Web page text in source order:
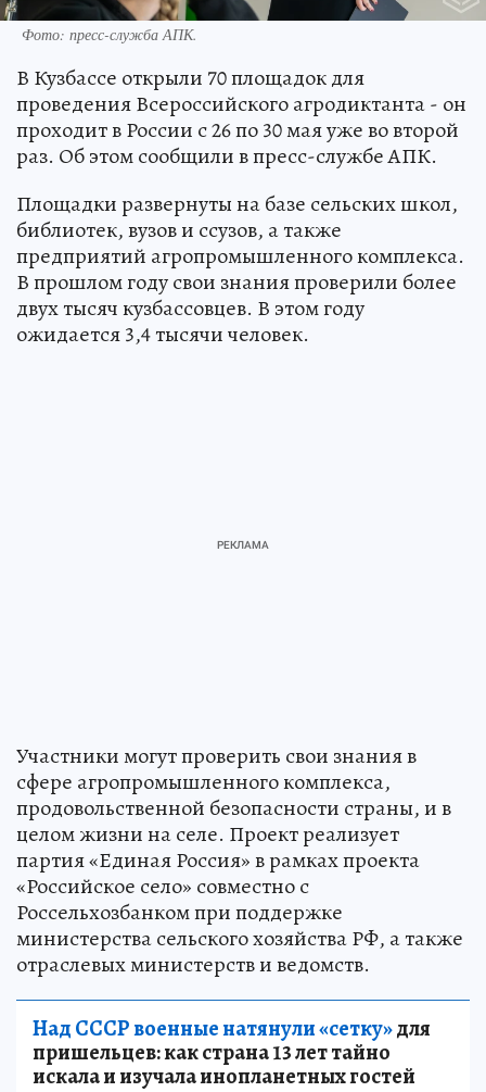
Фото: пресс-служба АПК.
В Кузбассе открыли 70 площадок для
проведения Всероссийского агродиктанта - он
проходит в России с 26 по 30 мая уже во второй
раз. Об этом сообщили в пресс-службе АПК.
Площадки развернуты на базе сельских школ,
библиотек, вузов и ссузов, а также
предприятий агропромышленного комплекса.
В прошлом году свои знания проверили более
двух тысяч кузбассовцев. В этом году
ожидается 3,4 тысячи человек.
Участники могут проверить свои знания в
сфере агропромышленного комплекса,
продовольственной безопасности страны, и в
целом жизни на селе. Проект реализует
партия «Единая Россия» в рамках проекта
«Российское село» совместно с
Россельхозбанком при поддержке
министерства сельского хозяйства РФ, а также
отраслевых министерств и ведомств.
Над СССР военные натянули «сетку»для
пришельцев: как страна 13 лет тайно
искала и изучала инопланетных гостей